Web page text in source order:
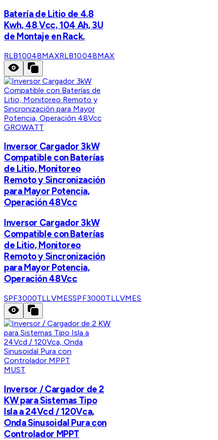
Batería de Litio de 4.8
Kwh, 48 Vcc, 104 Ah, 3U
de Montaje en Rack.
RLB10048MAXRLB10048MAX
GROWATT
Inversor Cargador 3kW
Compatible con Baterías
de Litio, Monitoreo
Remoto y Sincronización
para Mayor Potencia,
Operación 48Vcc
Inversor Cargador 3kW
Compatible con Baterías
de Litio, Monitoreo
Remoto y Sincronización
para Mayor Potencia,
Operación 48Vcc
SPF3000TLLVMESSPF3000TLLVMES
MUST
Inversor / Cargador de 2
KW para Sistemas Tipo
Isla a 24Vcd / 120Vca,
Onda Sinusoidal Pura con
Controlador MPPT